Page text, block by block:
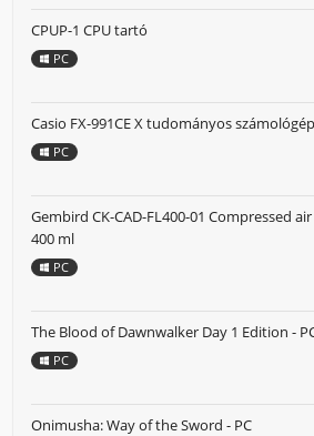
CPUP-1 CPU tartó
PC
Casio FX-991CE X tudományos számológép
PC
Gembird CK-CAD-FL400-01 Compressed
400 ml
PC
The Blood of Dawnwalker Day 1 Edition -
PC
Onimusha: Way of the Sword - PC